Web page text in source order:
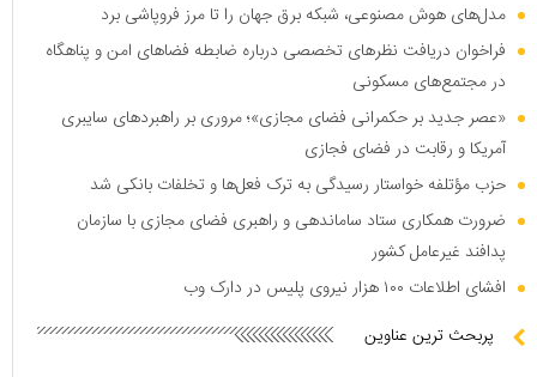
مدل‌های هوش مصنوعی، شبکه برق جهان را تا مرز فروپاشی برد
فراخوان دریافت نظر‌های تخصصی درباره ضابطه فضا‌های امن و پناهگاه
در مجتمع‌های مسکونی
«عصر جدید بر حکمرانی فضای مجازی»؛ مروری بر راهبرد‌های سایبری
آمریکا و رقابت در فضای فجازی
حزب مؤتلفه خواستار رسیدگی به ترک فعل‌ها و تخلفات بانکی شد
ضرورت همکاری ستاد ساماندهی و راهبری فضای مجازی با سازمان
پدافند غیرعامل کشور
افشای اطلاعات ۱۰۰ هزار نیروی پلیس در دارک وب
پربحث ترین عناوین